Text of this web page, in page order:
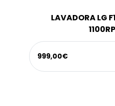
LAVADORA LG
999,00€